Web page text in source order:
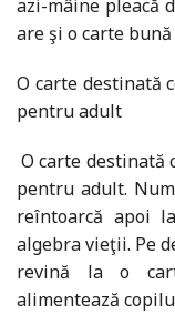
azi-mâine pleacă
are şi o carte
O carte destinată
pentru adult
O carte
pentru adult.
reîntoarcă apoi
algebra vieţii. Pe
revină la o
alimentează